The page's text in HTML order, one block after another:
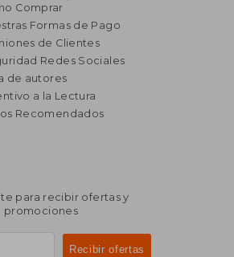
86.937
Comprar
Formas de Pago
de Clientes
Redes Sociales
de autores
a la Lectura
Recomendados
para recibir ofertas y
promociones